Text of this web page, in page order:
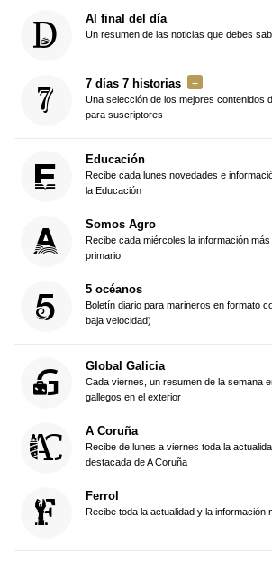
Al final del día
Un resumen de las noticias que debes
7 días 7 historias
Una selección de los mejores contenidos
para suscriptores
Educación
Recibe cada lunes novedades e
la Educación
Somos Agro
Recibe cada miércoles la información
primario
5 océanos
Boletín diario para marineros en formato
baja velocidad)
Global Galicia
Cada viernes, un resumen de la semana
gallegos en el exterior
A Coruña
Recibe de lunes a viernes toda la
destacada de A Coruña
Ferrol
Recibe toda la actualidad y la información